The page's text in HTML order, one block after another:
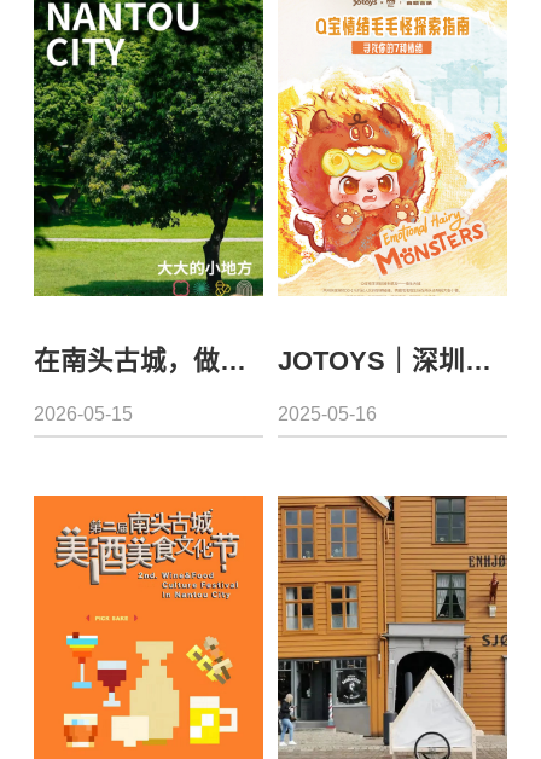
在南头古城，做一个「变小」的梦
2026-05-15
JOTOYS｜深圳！有Q 宝情绪毛毛怪出没！
2025-05-16